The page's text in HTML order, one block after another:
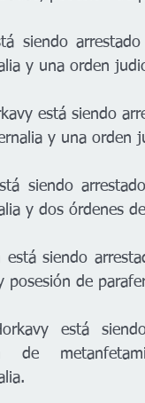
siendo
y una orden
está siendo
y una orden
siendo
y dos órdenes
está siendo
posesión de
está
de